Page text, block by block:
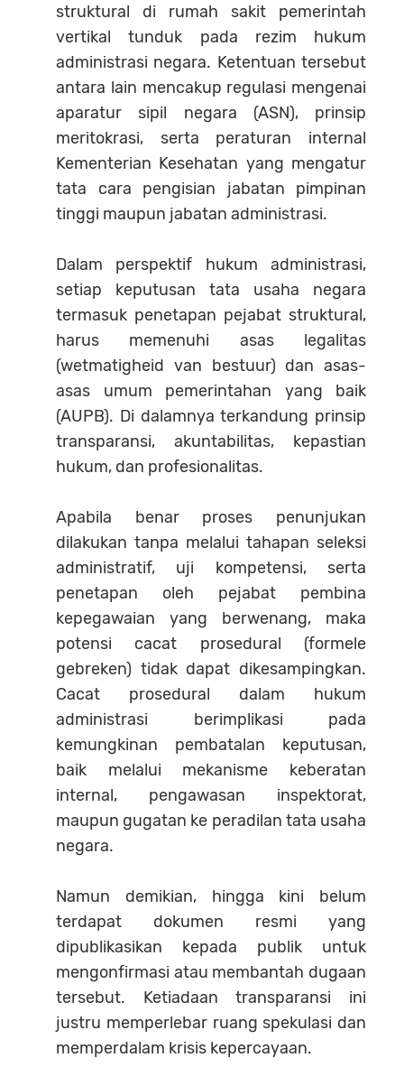
struktural di rumah sakit pemerintah
vertikal tunduk pada rezim hukum
administrasi negara. Ketentuan tersebut
antara lain mencakup regulasi mengenai
aparatur sipil negara (ASN), prinsip
meritokrasi, serta peraturan internal
Kementerian Kesehatan yang mengatur
tata cara pengisian jabatan pimpinan
tinggi maupun jabatan administrasi.
Dalam perspektif hukum administrasi,
setiap keputusan tata usaha negara
termasuk penetapan pejabat struktural,
harus memenuhi asas legalitas
(wetmatigheid van bestuur) dan asas-
asas umum pemerintahan yang baik
(AUPB). Di dalamnya terkandung prinsip
transparansi, akuntabilitas, kepastian
hukum, dan profesionalitas.
Apabila benar proses penunjukan
dilakukan tanpa melalui tahapan seleksi
administratif, uji kompetensi, serta
penetapan oleh pejabat pembina
kepegawaian yang berwenang, maka
potensi cacat prosedural (formele
gebreken) tidak dapat dikesampingkan.
Cacat prosedural dalam hukum
administrasi berimplikasi pada
kemungkinan pembatalan keputusan,
baik melalui mekanisme keberatan
internal, pengawasan inspektorat,
maupun gugatan ke peradilan tata usaha
negara.
Namun demikian, hingga kini belum
terdapat dokumen resmi yang
dipublikasikan kepada publik untuk
mengonfirmasi atau membantah dugaan
tersebut. Ketiadaan transparansi ini
justru memperlebar ruang spekulasi dan
memperdalam krisis kepercayaan.